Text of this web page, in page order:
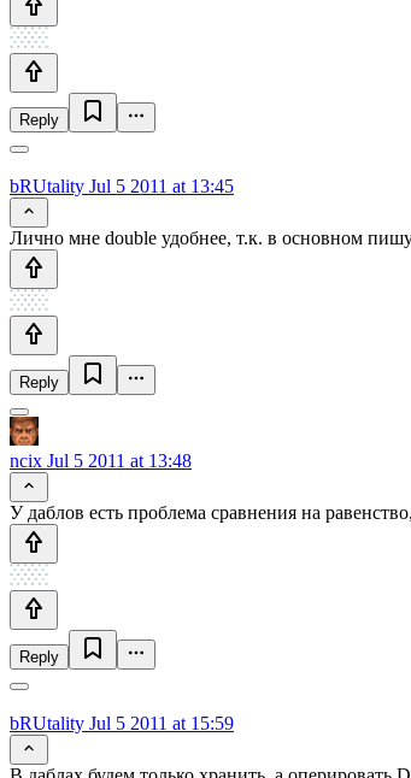
Reply
bRUtality Jul 5 2011 at 13:45
Лично мне double удобнее, т.к. в основном
Reply
ncix Jul 5 2011 at 13:48
У даблов есть проблема сравнения на
Reply
bRUtality Jul 5 2011 at 15:59